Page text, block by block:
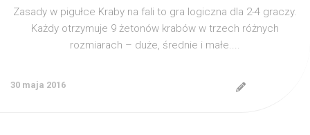
Zasady w pigułce Kraby na fali to gra logiczna dla 2-4 graczy.
Każdy otrzymuje 9 żetonów krabów w trzech różnych
rozmiarach – duże, średnie i małe....
30 maja 2016